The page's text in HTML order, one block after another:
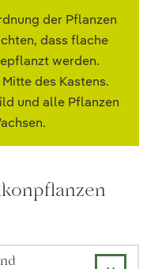
der Pflanzen
dass flache
werden.
des Kastens.
und alle Pflanzen